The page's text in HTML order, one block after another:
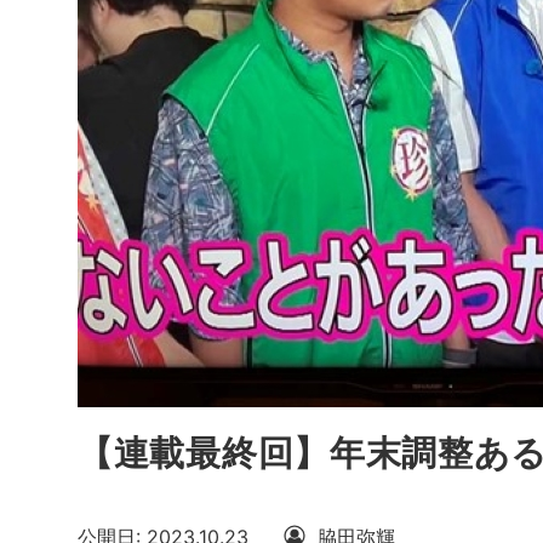
【連載最終回】年末調整あ
公開日: 2023.10.23 脇田弥輝